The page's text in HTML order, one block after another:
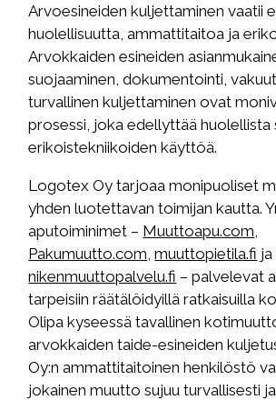
Arvoesineiden kuljettaminen vaatii
huolellisuutta, ammattitaitoa ja
Arvokkaiden esineiden
suojaaminen, dokumentointi,
turvallinen kuljettaminen ovat
prosessi, joka edellyttää huolellista
erikoistekniikoiden käyttöä.
Logotex Oy tarjoaa monipuoliset
yhden luotettavan toimijan kautta.
aputoiminimet – Muuttoapu.com
Pakumuutto.com ,muuttopietila.fi ja
nikenmuuttopalvelu.fi – palvelevat
tarpeisiin räätälöidyillä ratkaisuilla
Olipa kyseessä tavallinen
arvokkaiden taide-esineiden
Oy:n ammattitaitoinen henkilöstö
jokainen muutto sujuu turvallisesti